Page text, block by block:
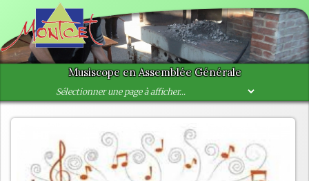
Musiscope en Assemblée Générale